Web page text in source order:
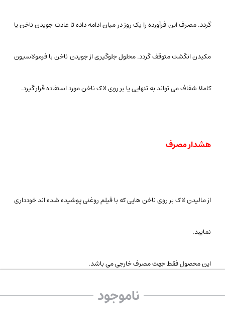
ناموجود
گردد. مصرف این فرآورده را یک روز در میان ادامه داده تا عادت جویدن ناخن یا
مکیدن انگشت متوقف گردد. محلول جلوگیری از جویدن ناخن با فرمولاسیون
کاملا شفاف می تواند به تنهایی یا بر روی لاک ناخن مورد استفاده قرار گیرد.
هشدار مصرف
از مالیدن لاک بر روی ناخن هایی که با فیلم روغنی پوشیده شده اند خودداری
نمایید.
این محصول فقط جهت مصرف خارجی می باشد.
دور از دسترس کودکان نگهداری شود.